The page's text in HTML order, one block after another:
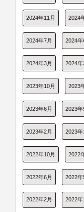
2024年11月 2024
2024年7月 2024年
2024年3月 2024年
2023年10月 2023
2023年6月 2023年
2023年2月 2023年
2022年10月 2022
2022年6月 2022年
2022年2月 2022年